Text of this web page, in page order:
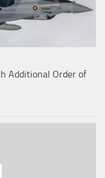
Additional Order of